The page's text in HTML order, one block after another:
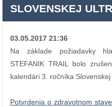
SLOVENSKEJ
03.05.2017 21:36
Na základe požiadavky
STEFANIK TRAIL bolo
kalendári 3. ročníka Slovenskej
Potvrdenia o zdravotnom stave